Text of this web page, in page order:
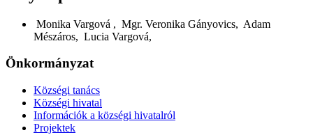
Monika Vargová , Mgr. Veronika Gányovics, Adam
Mészáros, Lucia Vargová,
Önkormányzat
Községi tanács
Községi hivatal
Információk a községi hivatalról
Projektek